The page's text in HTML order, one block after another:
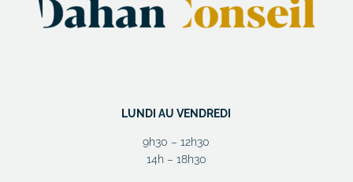
LUNDI AU VENDREDI
9h30 – 12h30
14h – 18h30